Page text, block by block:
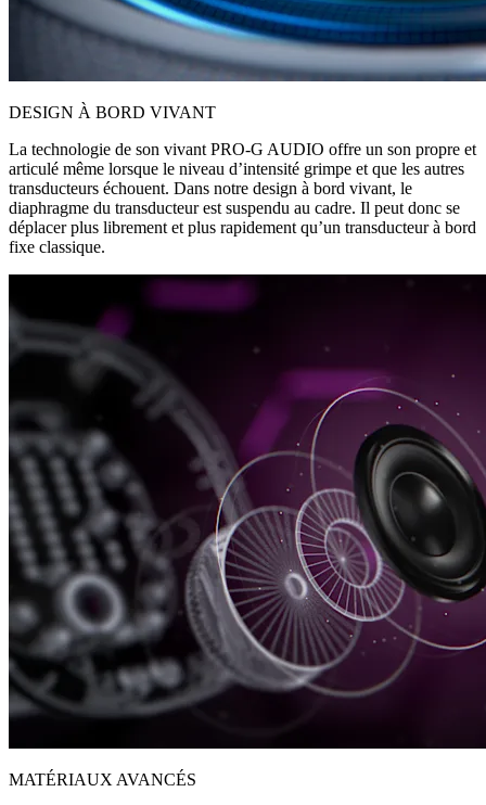
DESIGN À BORD VIVANT
La technologie de son vivant PRO-G AUDIO offre un son propre et
articulé même lorsque le niveau d’intensité grimpe et que les autres
transducteurs échouent. Dans notre design à bord vivant, le
diaphragme du transducteur est suspendu au cadre. Il peut donc se
déplacer plus librement et plus rapidement qu’un transducteur à bord
fixe classique.
MATÉRIAUX AVANCÉS